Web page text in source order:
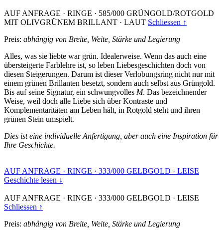
AUF ANFRAGE · RINGE · 585/000 GRÜNGOLD/ROTGOLD
MIT OLIVGRÜNEM BRILLANT · LAUT Schliessen ↑
Preis: abhängig von Breite, Weite, Stärke und Legierung
Alles, was sie liebte war grün. Idealerweise. Wenn das auch eine
übersteigerte Farblehre ist, so leben Liebesgeschichten doch von
diesen Steigerungen. Darum ist dieser Verlobungsring nicht nur mit
einem grünen Brillanten besetzt, sondern auch selbst aus Grüngold.
Bis auf seine Signatur, ein schwungvolles M. Das bezeichnender
Weise, weil doch alle Liebe sich über Kontraste und
Komplementaritäten am Leben hält, in Rotgold steht und ihren
grünen Stein umspielt.
Dies ist eine individuelle Anfertigung, aber auch eine Inspiration für
Ihre Geschichte.
AUF ANFRAGE · RINGE · 333/000 GELBGOLD · LEISE
Geschichte lesen ↓
AUF ANFRAGE · RINGE · 333/000 GELBGOLD · LEISE
Schliessen ↑
Preis: abhängig von Breite, Weite, Stärke und Legierung